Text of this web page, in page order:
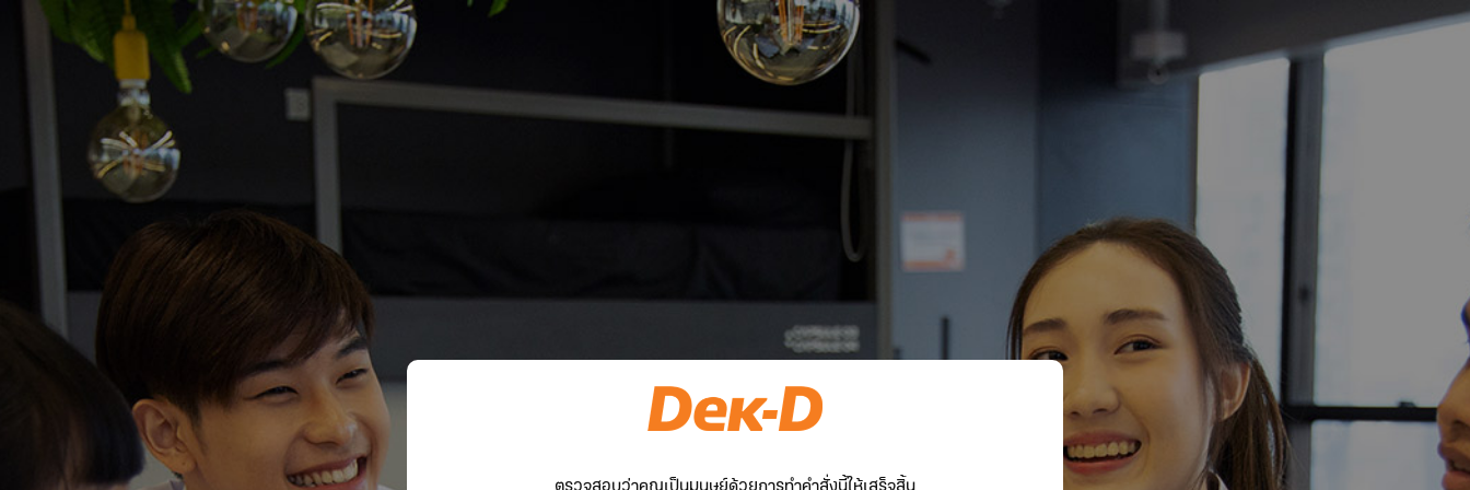
ตรวจสอบว่าคุณเป็นมนุษย์ด้วยการทำคำสั่งนี้ให้เสร็จสิ้น